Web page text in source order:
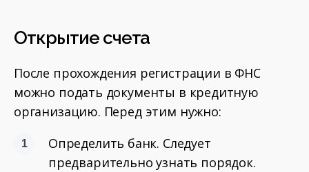
Открытие счета
После прохождения регистрации в ФНС
можно подать документы в кредитную
организацию. Перед этим нужно:
Определить банк. Следует
предварительно узнать порядок.